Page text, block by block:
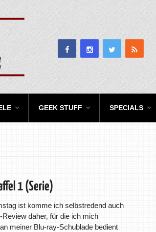
GEEK STUFF SPECIALS
1 (Serie)
ist komme ich selbstredend auch
daher, für die ich mich
meiner Blu-ray-Schublade bedient